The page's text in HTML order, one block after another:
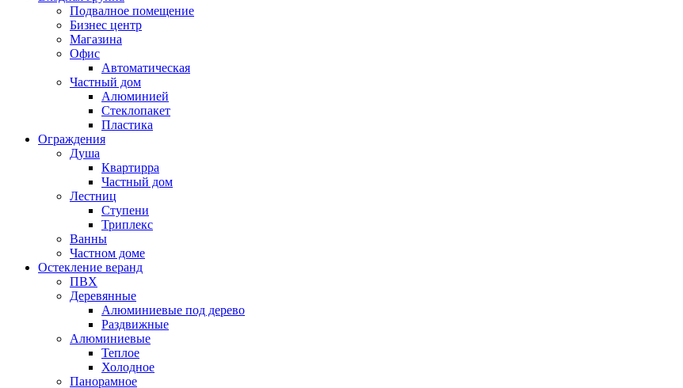
Подвалное помещение
Бизнес центр
Магазина
Офис
Автоматическая
Частный дом
Алюминией
Стеклопакет
Пластика
Ограждения
Душа
Квартирра
Частный дом
Лестниц
Ступени
Триплекс
Ванны
Частном доме
Остекление веранд
ПВХ
Деревянные
Алюминиевые под дерево
Раздвижные
Алюминиевые
Теплое
Холодное
Панорамное